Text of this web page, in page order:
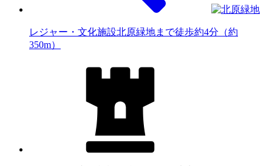
レジャー・文化施設北原緑地まで徒歩約4分（約
350m）